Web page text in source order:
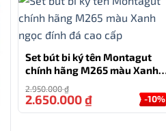
Set bút bi ký tên Montagut
chính hãng M265 màu Xanh
ngọc đính đá cao cấp
2.950.000₫
-10%
2.650.000₫